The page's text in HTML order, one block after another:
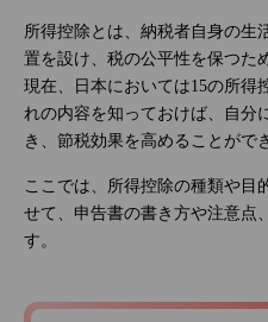
所得控除とは、納税者自身の生
置を設け、税の公平性を保つた
現在、日本においては15の所得
れの内容を知っておけば、自分
き、節税効果を高めることがで
ここでは、所得控除の種類や目
せて、申告書の書き方や注意点
す。